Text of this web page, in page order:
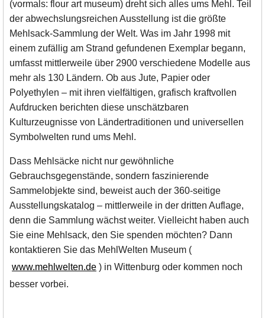
(vormals: flour art museum) dreht sich alles ums Mehl. Teil
der abwechslungsreichen Ausstellung ist die größte
Mehlsack-Sammlung der Welt. Was im Jahr 1998 mit
einem zufällig am Strand gefundenen Exemplar begann,
umfasst mittlerweile über 2900 verschiedene Modelle aus
mehr als 130 Ländern. Ob aus Jute, Papier oder
Polyethylen – mit ihren vielfältigen, grafisch kraftvollen
Aufdrucken berichten diese unschätzbaren
Kulturzeugnisse von Ländertraditionen und universellen
Symbolwelten rund ums Mehl.
Dass Mehlsäcke nicht nur gewöhnliche
Gebrauchsgegenstände, sondern faszinierende
Sammelobjekte sind, beweist auch der 360-seitige
Ausstellungskatalog – mittlerweile in der dritten Auflage,
denn die Sammlung wächst weiter. Vielleicht haben auch
Sie eine Mehlsack, den Sie spenden möchten? Dann
kontaktieren Sie das MehlWelten Museum (
www.mehlwelten.de ) in Wittenburg oder kommen noch
besser vorbei.